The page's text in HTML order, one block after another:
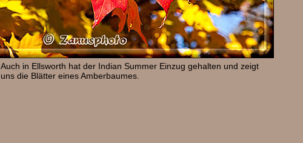
Auch in Ellsworth hat der Indian Summer Einzug gehalten und zeigt
uns die Blätter eines Amberbaumes.